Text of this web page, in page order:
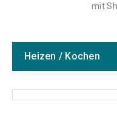
mit
Heizen / Kochen